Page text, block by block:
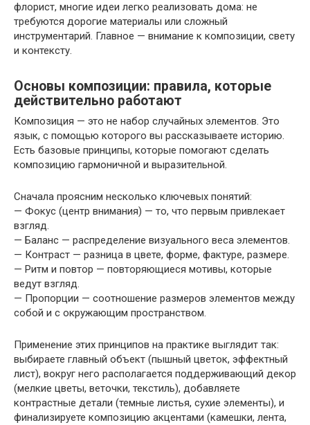
флорист, многие идеи легко реализовать дома: не
требуются дорогие материалы или сложный
инструментарий. Главное — внимание к композиции, свету
и контексту.
Основы композиции: правила, которые
действительно работают
Композиция — это не набор случайных элементов. Это
язык, с помощью которого вы рассказываете историю.
Есть базовые принципы, которые помогают сделать
композицию гармоничной и выразительной.
Сначала проясним несколько ключевых понятий:
— Фокус (центр внимания) — то, что первым привлекает
взгляд.
— Баланс — распределение визуального веса элементов.
— Контраст — разница в цвете, форме, фактуре, размере.
— Ритм и повтор — повторяющиеся мотивы, которые
ведут взгляд.
— Пропорции — соотношение размеров элементов между
собой и с окружающим пространством.
Применение этих принципов на практике выглядит так:
выбираете главный объект (пышный цветок, эффектный
лист), вокруг него располагается поддерживающий декор
(мелкие цветы, веточки, текстиль), добавляете
контрастные детали (темные листья, сухие элементы), и
финализируете композицию акцентами (камешки, лента,